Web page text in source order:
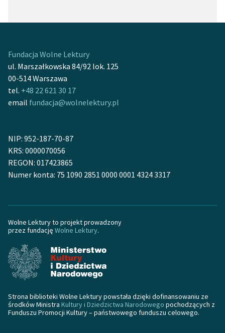
Fundacja Wolne Lektury
ul. Marszałkowska 84/92 lok. 125
00-514 Warszawa
tel. +48 22 621 30 17
email fundacja@wolnelektury.pl
NIP: 952-187-70-87
KRS: 0000070056
REGON: 017423865
Numer konta: 75 1090 2851 0000 0001 4324 3317
Wolne Lektury to projekt prowadzony
przez fundację Wolne Lektury.
Strona biblioteki Wolne Lektury powstała dzięki dofinansowaniu ze
środków Ministra Kultury i Dziedzictwa Narodowego pochodzących z
Funduszu Promocji Kultury – państwowego funduszu celowego.